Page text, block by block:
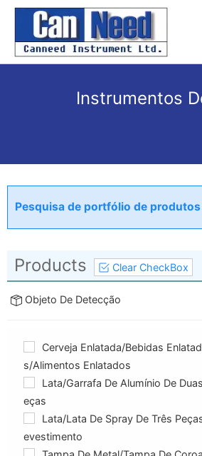
Instrumentos
Pesquisa de portfólio de produtos
Products Clear CheckBox
Objeto De Detecção
Cerveja Enlatada/bebidas
S/alimentos Enlatados
Lata/garrafa De Alumínio De
Eças
Lata/lata De Spray De Três
Evestimento